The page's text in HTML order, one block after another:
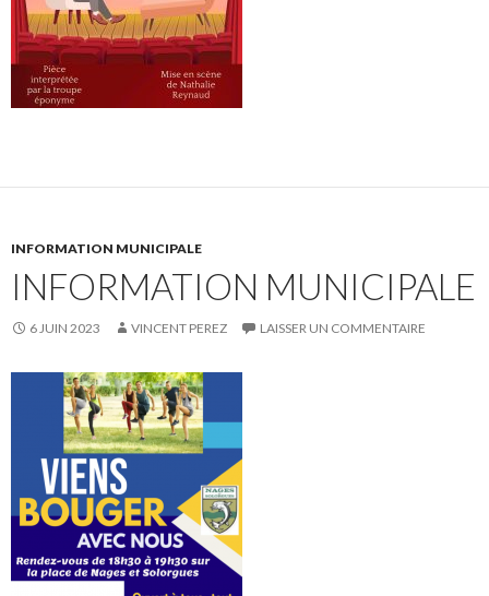
INFORMATION MUNICIPALE
INFORMATION MUNICIPALE
6 JUIN 2023 VINCENT PEREZ LAISSER UN COMMENTAIRE